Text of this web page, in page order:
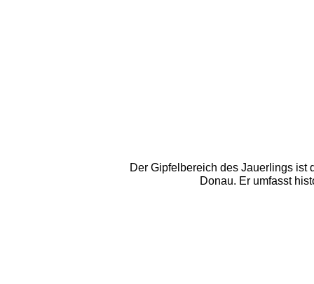
Der Gipfelbereich des Jauerlings ist
Donau. Er umfasst